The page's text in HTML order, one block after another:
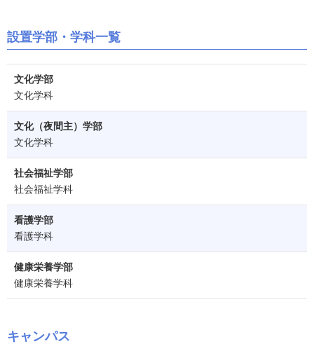
設置学部・学科一覧
文化学部
文化学科
文化（夜間主）学部
文化学科
社会福祉学部
社会福祉学科
看護学部
看護学科
健康栄養学部
健康栄養学科
キャンパス